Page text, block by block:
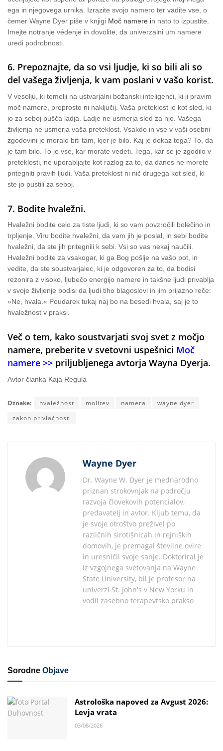
ega in njegovega urnika. Izrazite svojo namero ter vadite vse, o
čemer Wayne Dyer piše v knjigi Moč namere in nato to izpustite.
Imejte notranje védenje in dovolite, da univerzalni um namere
uredi podrobnosti.
6. Prepoznajte, da so vsi ljudje, ki so bili ali so
del vašega življenja, k vam poslani v vašo korist.
V vesolju, ki temelji na ustvarjalni božanski inteligenci, ki ji pravim
moč namere, preprosto ni naključij. Vaša preteklost je kot sled, ki
jo za seboj pušča ladja. Ladje ne usmerja sled za njo. Vašega
življenja ne usmerja vaša preteklost. Vsakdo in vse v vaši osebni
zgodovini je moralo biti tam, kjer je bilo. Kaj je dokaz tega? To, da
je tam bilo. To je vse, kar morate vedeti. Tega, kar se je zgodilo v
preteklosti, ne uporabljajte kot razlog za to, da danes ne morete
pritegniti pravih ljudi. Vaša preteklost ni nič drugega kot sled, ki
ste jo pustili za seboj.
7. Bodite hvaležni.
Hvaležni bodite celo za tiste ljudi, ki so vam povzročili bolečino in
trpljenje. Viru bodite hvaležni, da vam jih je poslal, in sebi bodite
hvaležni, da ste jih pritegnili k sebi. Vsi so vas nekaj naučili.
Hvaležni bodite za vsakogar, ki ga Bog pošlje na vašo pot, in
vedite, da ste soustvarjalec, ki je odgovoren za to, da bodisi
rezonira z visoko, ljubečo energijo namere in takšne ljudi privablja
v svoje življenje bodisi da ljudi tiho blagoslovi in jim prijazno reče:
»Ne, hvala.« Poudarek tukaj naj bo na besedi hvala, saj je to
hvaležnost v praksi.
Več o tem, kako soustvarjati svoj svet z močjo
namere, preberite v svetovni uspešnici Moč
namere >> priljubljenega avtorja Wayna Dyerja.
Avtor članka Kaja Regula
Oznake: hvaležnost molitev namera
wayne dyer
zakon privlačnosti
Wayne Dyer
Dr. Wayne W. Dyer je mednarodno
priznan strokovnjak na področju
razvoja človekovih potencialov,
predavatelj in avtor. Kljub temu, da
je svoje otroštvo preživel po
različnih sirotišnicah in rejniških
domovih, je premagal številne ovire
in uresničil svoje sanje. Doktoriral je
iz vzgojnega svetovanja na Wayne
State University, bil je profesor na
univerzi St. John's v New Yorku in
vodil zasebno terapevtsko prakso
Sorodne Objave
Astrološka napoved za Avgust 2026:
Levja vrata
03/08/2026